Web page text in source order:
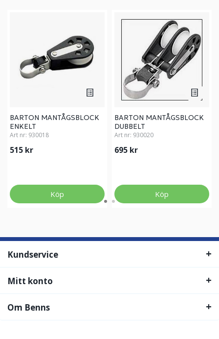
BARTON MANTÅGSBLOCK
ENKELT
Art nr: 930018
515 kr
Köp
BARTON MANTÅGSBLOCK
DUBBELT
Art nr: 930020
695 kr
Köp
Kundservice
Mitt konto
Om Benns